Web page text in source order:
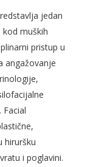
jedan
muških
pristup u
angažovanje
Facial
hiruršku
i poglavini.